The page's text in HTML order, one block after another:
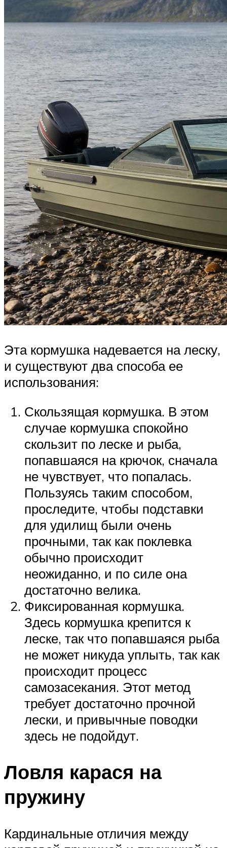
Эта кормушка надевается на леску,
и существуют два способа ее
использования:
Скользящая кормушка. В этом
случае кормушка спокойно
скользит по леске и рыба,
попавшаяся на крючок, сначала
не чувствует, что попалась.
Пользуясь таким способом,
проследите, чтобы подставки
для удилищ были очень
прочными, так как поклевка
обычно происходит
неожиданно, и по силе она
достаточно велика.
Фиксированная кормушка.
Здесь кормушка крепится к
леске, так что попавшаяся рыба
не может никуда уплыть, так как
происходит процесс
самозасекания. Этот метод
требует достаточно прочной
лески, и привычные поводки
здесь не подойдут.
Ловля карася на
пружину
Кардинальные отличия между